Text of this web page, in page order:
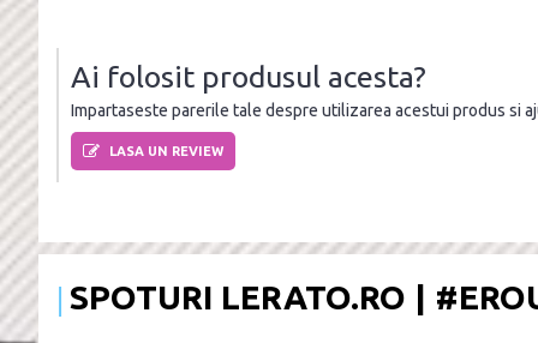
Ai folosit produsul acesta?
Impartaseste parerile tale despre utilizarea acestui produs si
LASA UN REVIEW
SPOTURI LERATO.RO |